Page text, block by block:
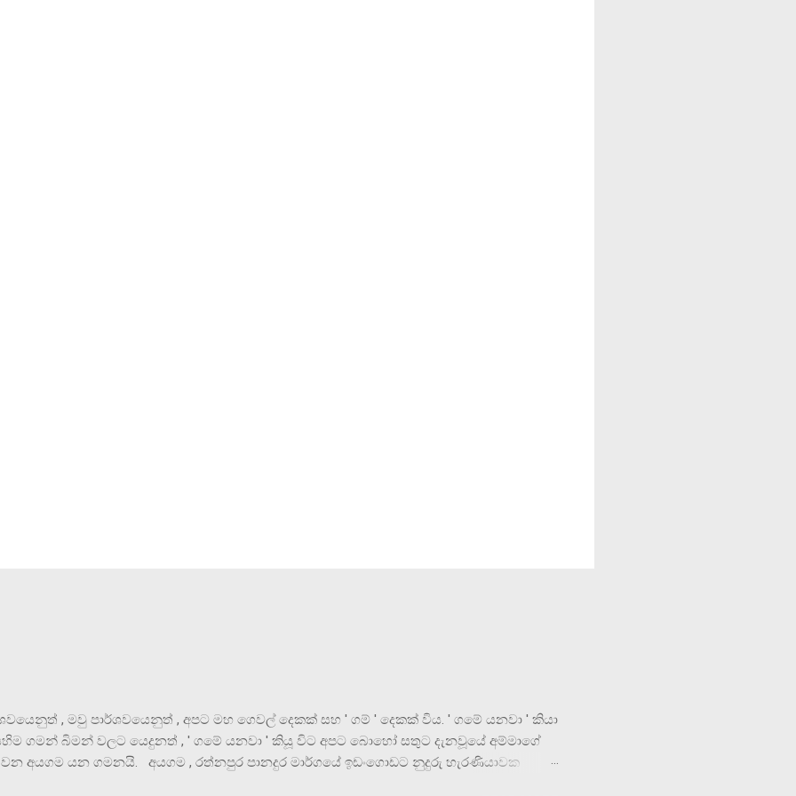
, මවු පාර්ශවයෙනුත් , අපට මහ ගෙවල් දෙකක් සහ ' ගම් ' දෙකක් විය. ' ගමේ යනවා ' කියා
ගමන් බිමන් වලට යෙදුනත් , ' ගමේ යනවා ' කියූ විට අපට බොහෝ සතුට දැනවූයේ අම්මාගේ
අයගම යන ගමනයි. අයගම , රත්නපුර පානදුර මාර්ගයේ ඉඩංගොඩට නුදුරු හැරණියාවක